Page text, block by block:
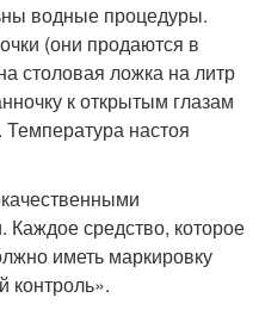
водные процедуры.
(они продаются в
столовая ложка на литр
к открытым глазам
настоя
Каждое средство, которое
иметь маркировку
контроль».